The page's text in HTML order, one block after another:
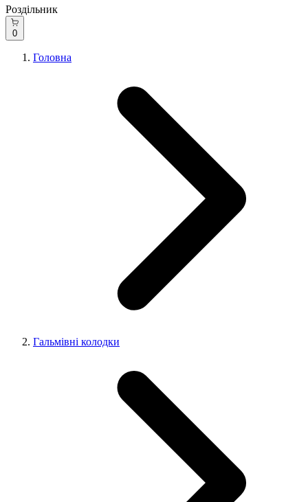
Роздільник
0
Головна
Гальмівні колодки